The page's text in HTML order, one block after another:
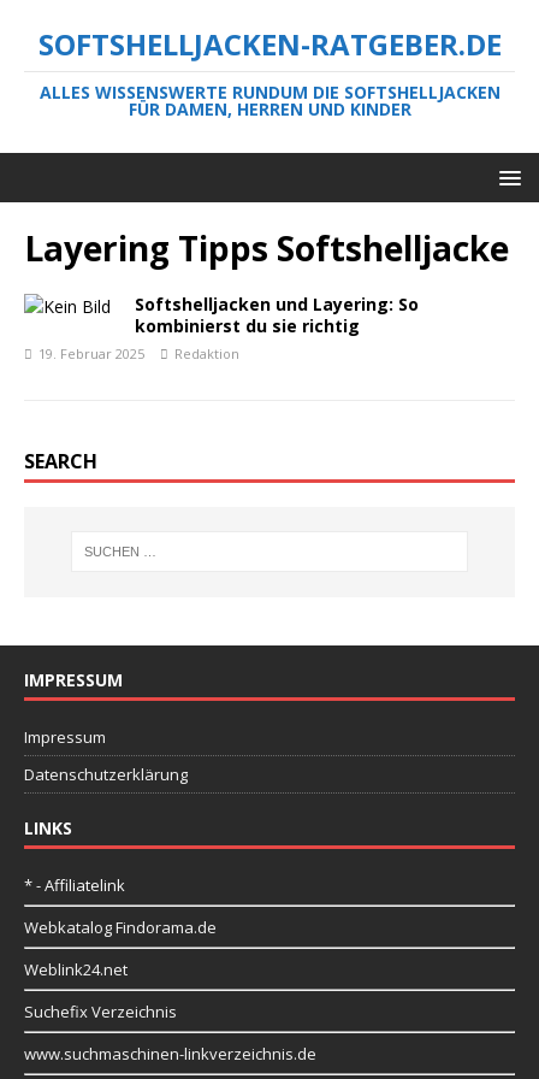
SOFTSHELLJACKEN-RATGEBER.DE
ALLES WISSENSWERTE RUNDUM DIE SOFTSHELLJACKEN
FÜR DAMEN, HERREN UND KINDER
Layering Tipps Softshelljacke
Softshelljacken und Layering: So
kombinierst du sie richtig
19. Februar 2025 Redaktion
SEARCH
IMPRESSUM
Impressum
Datenschutzerklärung
LINKS
* - Affiliatelink
Webkatalog Findorama.de
Weblink24.net
Suchefix Verzeichnis
www.suchmaschinen-linkverzeichnis.de